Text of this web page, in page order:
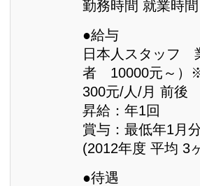
勤務時間 就業時
●給与
日本人スタッフ
者 10000元～）※
300元/人/月 前後
昇給：年1回
賞与：最低年1月
(2012年度 平均 3
●待遇